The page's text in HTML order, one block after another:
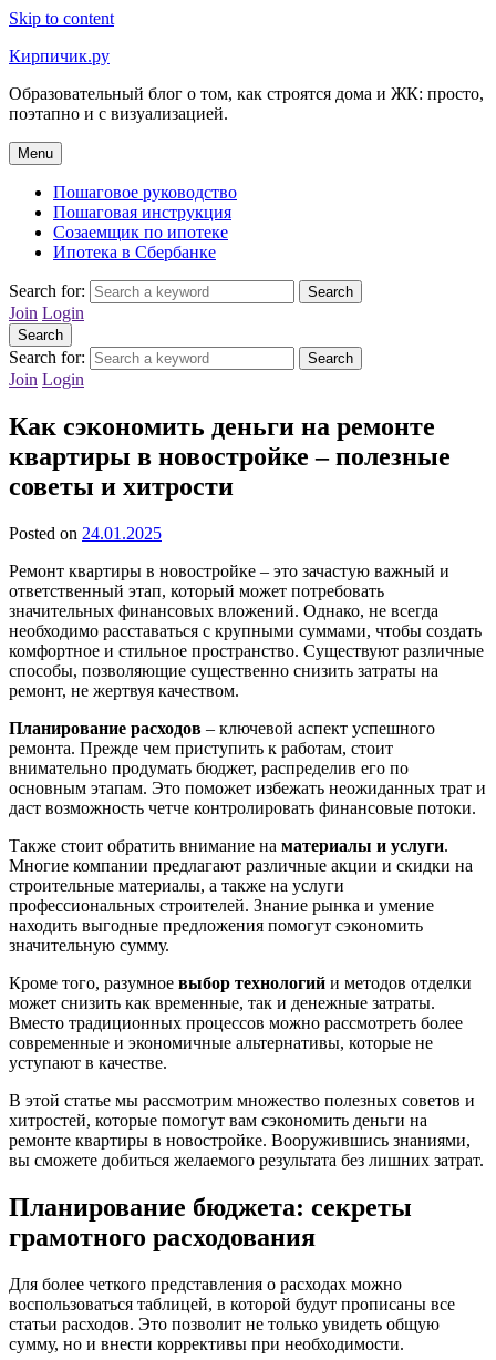
Skip to content
Кирпичик.ру
Образовательный блог о том, как строятся дома и ЖК: просто,
поэтапно и с визуализацией.
Menu
Пошаговое руководство
Пошаговая инструкция
Созаемщик по ипотеке
Ипотека в Сбербанке
Search for: Search
Join Login
Search
Search for: Search
Join Login
Как сэкономить деньги на ремонте
квартиры в новостройке – полезные
советы и хитрости
Posted on 24.01.2025
Ремонт квартиры в новостройке – это зачастую важный и
ответственный этап, который может потребовать
значительных финансовых вложений. Однако, не всегда
необходимо расставаться с крупными суммами, чтобы создать
комфортное и стильное пространство. Существуют различные
способы, позволяющие существенно снизить затраты на
ремонт, не жертвуя качеством.
Планирование расходов – ключевой аспект успешного
ремонта. Прежде чем приступить к работам, стоит
внимательно продумать бюджет, распределив его по
основным этапам. Это поможет избежать неожиданных трат и
даст возможность четче контролировать финансовые потоки.
Также стоит обратить внимание на материалы и услуги.
Многие компании предлагают различные акции и скидки на
строительные материалы, а также на услуги
профессиональных строителей. Знание рынка и умение
находить выгодные предложения помогут сэкономить
значительную сумму.
Кроме того, разумное выбор технологий и методов отделки
может снизить как временные, так и денежные затраты.
Вместо традиционных процессов можно рассмотреть более
современные и экономичные альтернативы, которые не
уступают в качестве.
В этой статье мы рассмотрим множество полезных советов и
хитростей, которые помогут вам сэкономить деньги на
ремонте квартиры в новостройке. Вооружившись знаниями,
вы сможете добиться желаемого результата без лишних затрат.
Планирование бюджета: секреты
грамотного расходования
Для более четкого представления о расходах можно
воспользоваться таблицей, в которой будут прописаны все
статьи расходов. Это позволит не только увидеть общую
сумму, но и внести коррективы при необходимости.